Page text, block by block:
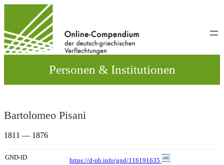
wechseln
Personen & Institutionen
Bartolomeo Pisani
1811 — 1876
GND-ID https://d-nb.info/gnd/116191635